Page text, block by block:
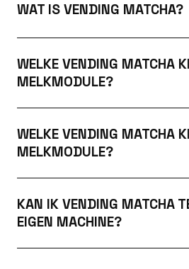
WAT IS VENDING MATCHA?
WELKE VENDING MATCHA
MELKMODULE?
WELKE VENDING MATCHA
MELKMODULE?
KAN IK VENDING MATCHA
EIGEN MACHINE?